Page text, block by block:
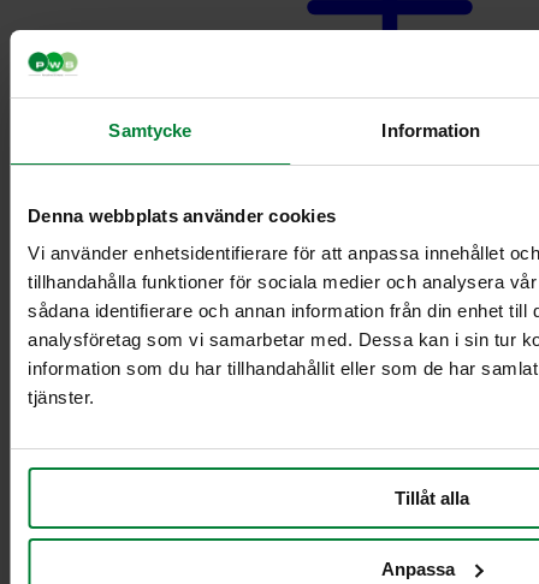
Samtycke Information
Denna webbplats använder cookies
Vi använder enhetsidentifierare för att anpassa innehållet
tillhandahålla funktioner för sociala medier och analysera
sådana identifierare och annan information från din enhet
analysföretag som vi samarbetar med. Dessa kan i sin tur
information som du har tillhandahållit eller som de har
tjänster.
Tillåt alla
Anpassa
Levy Bio-kasetin
mini-telineeseen
Säkinpidike Midi
Dynamic FZB
Säkinpidike Midi
Dynamic FZB
Säkinpidike Mini
FZB
Lisävarusteet jätekäsittely sisätiloissa